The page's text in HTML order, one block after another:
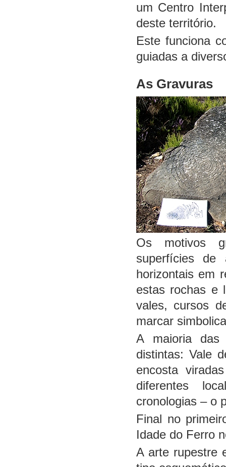
um Centro
deste território.
Este funciona
guiadas a
As Gravuras
Os motivos
superfícies de
horizontais em
estas rochas e
vales, cursos
marcar
A maioria das
distintas: Vale
encosta
diferentes
cronologias – o
Final no
Idade do Ferro
A arte rupestre